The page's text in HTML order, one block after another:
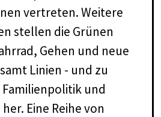
vertreten. Weitere
stellen die Grünen
Gehen und neue
Linien - und zu
und
Eine Reihe von